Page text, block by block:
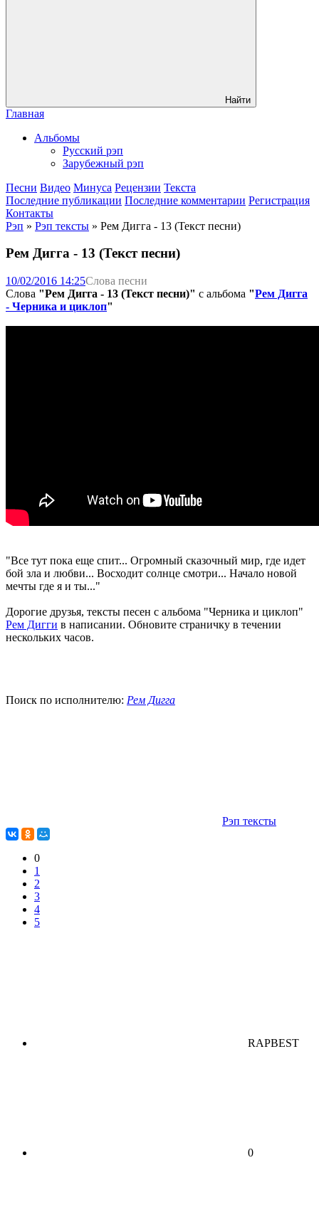
Найти
Главная
Альбомы
Русский рэп
Зарубежный рэп
Песни Видео Минуса Рецензии Текста
Последние публикации Последние комментарии Регистрация
Контакты
Рэп » Рэп тексты » Рем Дигга - 13 (Текст песни)
Рем Дигга - 13 (Текст песни)
10/02/2016 14:25Слова песни
Слова "Рем Дигга - 13 (Текст песни)" с альбома "Рем Дигга
- Черника и циклоп"
"Все тут пока еще спит... Огромный сказочный мир, где идет
бой зла и любви... Восходит солнце смотри... Начало новой
мечты где я и ты..."
Дорогие друзья, тексты песен с альбома "Черника и циклоп"
Рем Дигги в написании. Обновите страничку в течении
нескольких часов.
Поиск по исполнителю: Рем Дигга
Рэп тексты
0
1
2
3
4
5
RAPBEST
0